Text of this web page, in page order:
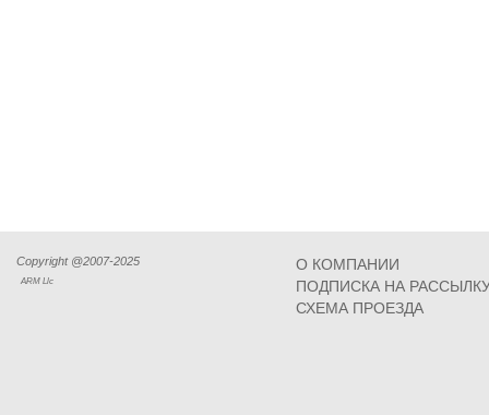
Copyright @2007-2025
ARM Llc
О КОМПАНИИ
ПОДПИСКА НА
СХЕМА ПРОЕЗДА